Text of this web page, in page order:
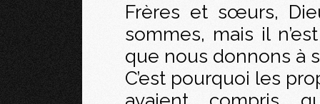
Frères et sœurs,
sommes, mais il
que nous donnons à
C’est pourquoi les